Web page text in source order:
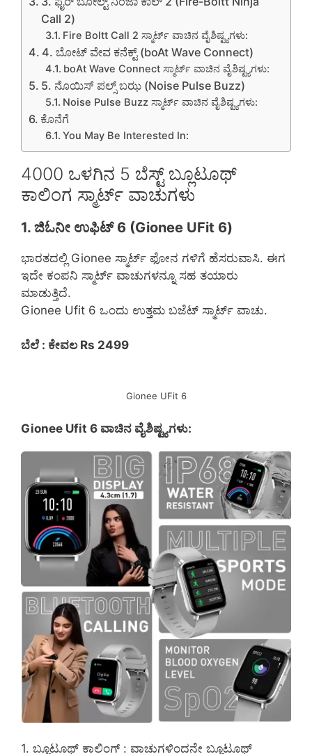
Call 2)
Fire Boltt Call 2 ಸ್ಮಾರ್ಟ್ ವಾಚಿನ ವೈಶಿಷ್ಟ್ಯಗಳು:
4. ಬೋಟ್ ವೇವ ಕನೆಕ್ಟ್ (boAt Wave Connect)
boAt Wave Connect ಸ್ಮಾರ್ಟ್ ವಾಚಿನ ವೈಶಿಷ್ಟ್ಯಗಳು:
5. ನೊಯಿಸ್ ಪಲ್ಸ್ ಬಝ (Noise Pulse Buzz)
Noise Pulse Buzz ಸ್ಮಾರ್ಟ್ ವಾಚಿನ ವೈಶಿಷ್ಟ್ಯಗಳು:
ಕೊನೆಗೆ
You May Be Interested In:
4000 ಒಳಗಿನ 5 ಬೆಸ್ಟ್ ಬ್ಲೂಟೂಥ್
ಕಾಲಿಂಗ ಸ್ಮಾರ್ಟ್ ವಾಚುಗಳು
1. ಜಿಓನೀ ಉಫಿಟ್ 6 (Gionee UFit 6)
ಭಾರತದಲ್ಲಿ Gionee ಸ್ಮಾರ್ಟ್ ಫೋನ ಗಳಿಗೆ ಹೆಸರುವಾಸಿ. ಈಗ
ಇದೇ ಕಂಪನಿ ಸ್ಮಾರ್ಟ್ ವಾಚುಗಳನ್ನೂ ಸಹ ತಯಾರು
ಮಾಡುತ್ತಿದೆ.
Gionee Ufit 6 ಒಂದು ಉತ್ತಮ ಬಜೆಟ್ ಸ್ಮಾರ್ಟ್ ವಾಚು.
ಬೆಲೆ : ಕೇವಲ Rs 2499
Gionee UFit 6
Gionee Ufit 6 ವಾಚಿನ ವೈಶಿಷ್ಟ್ಯಗಳು:
1. ಬ್ಲೂಟೂಥ್ ಕಾಲಿಂಗ್ : ವಾಚುಗಳಿಂದನೇ ಬ್ಲೂಟೂಥ್